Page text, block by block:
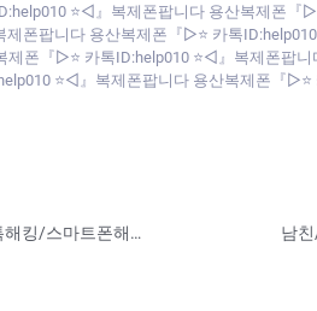
⭐◁』복제폰팝니다 용산복제폰『
폰팝니다 용산복제폰『▷⭐ 카톡
폰『▷⭐ 카톡ID:help010 ⭐◁』복제폰팝
⭐◁』복제폰팝니다 용산복제폰『
복제폰/쌍둥이폰⭐카톡ID:help010⭐휴대폰도청/카카오톡해킹/스마트폰해킹/용산복제폰/스파이앱/어플,카카오톡 사진 백업 | 카카오톡해킹및각종해킹.